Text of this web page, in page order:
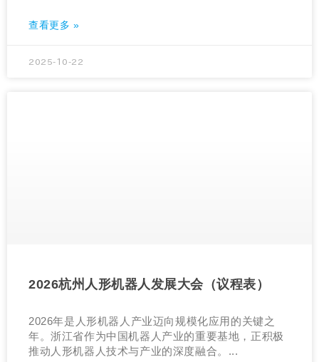
查看更多 »
2025-10-22
2026杭州人形机器人发展大会（议程表）
2026年是人形机器人产业迈向规模化应用的关键之
年。浙江省作为中国机器人产业的重要基地，正积极
推动人形机器人技术与产业的深度融合。...